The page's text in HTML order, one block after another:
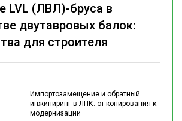
Импортозамещение и обратный
инжиниринг в ЛПК: от копирования к
модернизации
LVL (ЛВЛ)-бруса в
двутавровых балок:
для строителя